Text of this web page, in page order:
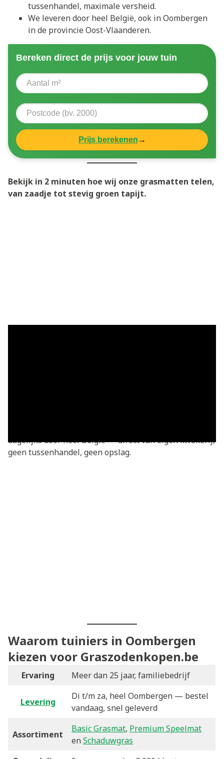
tussenhandel, maximale versheid.
We leveren door heel België, ook in Oombergen
in de provincie Oost-Vlaanderen.
Bereken direct de prijs voor jouw tuin
Prijs berekenen →
Bekijk in 2 minuten hoe wij onze grasmatten telen,
van zaadje tot stevig groen tapijt.
dagelijks door heel België — direct van eigen kwekerij,
geen tussenhandel, geen opslag.
Waarom tuiniers in Oombergen
kiezen voor Graszodenkopen.be
Ervaring Meer dan 25 jaar, familiebedrijf
Levering
Di t/m za, heel Oombergen — bestel
vandaag, snel geleverd
Assortiment
Basic Grasmat, Premium Speelmat
en Schaduwgras